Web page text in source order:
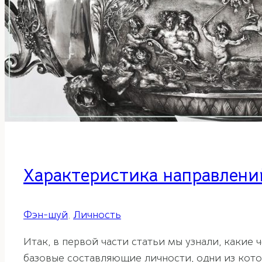
Характеристика
Фэн-шуй, Личность
Итак, в первой части статьи мы узнали,
базовые составляющие личности, одни из